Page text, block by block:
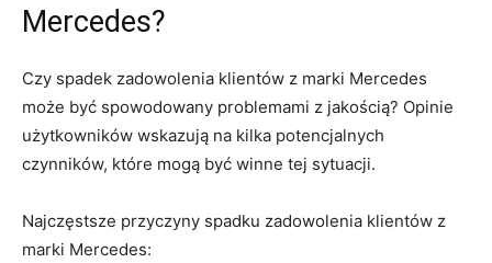
⁢Mercedes?
Czy ‍spadek zadowolenia​ klientów z ⁤marki⁤ Mercedes
może być spowodowany ⁤problemami z⁣ jakością? Opinie
użytkowników wskazują na‍ kilka ⁤potencjalnych
czynników, ⁣które mogą być winne tej sytuacji.
Najczęstsze przyczyny spadku zadowolenia klientów z
marki Mercedes: